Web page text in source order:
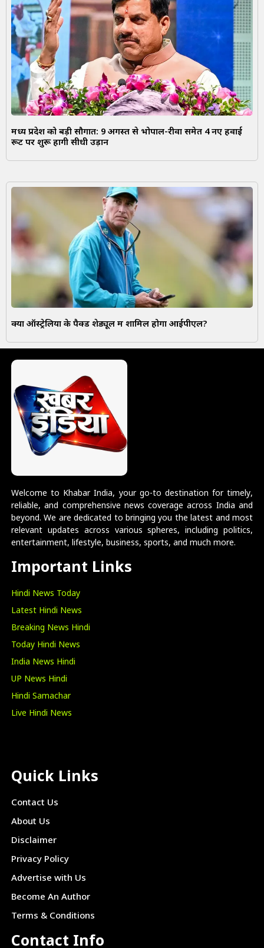
मध्य प्रदेश को बड़ी सौगात: 9 अगस्त से भोपाल-रीवा समेत 4 नए हवाई
रूट पर शुरू होंगी सीधी उड़ानें
क्या ऑस्ट्रेलिया के पैक्ड शेड्यूल में शामिल होगा आईपीएल?
Welcome to Khabar India, your go-to destination for timely,
reliable, and comprehensive news coverage across India and
beyond. We are dedicated to bringing you the latest and most
relevant updates across various spheres, including politics,
entertainment, lifestyle, business, sports, and much more.
Important Links
Hindi News Today
Latest Hindi News
Breaking News Hindi
Today Hindi News
India News Hindi
UP News Hindi
Hindi Samachar
Live Hindi News
Quick Links
Contact Us
About Us
Disclaimer
Privacy Policy
Advertise with Us
Become An Author
Terms & Conditions
Contact Info